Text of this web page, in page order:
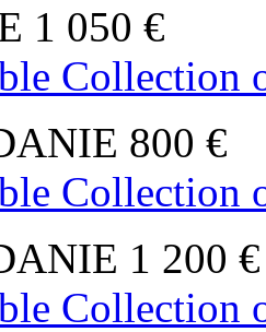
1 050 €
Collection
800 €
Collection
1 200 €
Collection